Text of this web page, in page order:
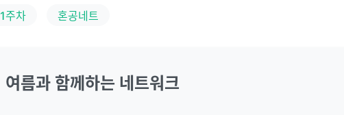
1주차 혼공네트
여름과 함께하는 네트워크